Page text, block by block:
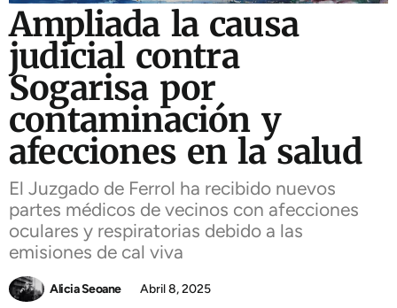
Ampliada la causa
judicial contra
Sogarisa por
contaminación y
afecciones en la salud
El Juzgado de Ferrol ha recibido nuevos
partes médicos de vecinos con afecciones
oculares y respiratorias debido a las
emisiones de cal viva
Alicia Seoane Abril 8, 2025